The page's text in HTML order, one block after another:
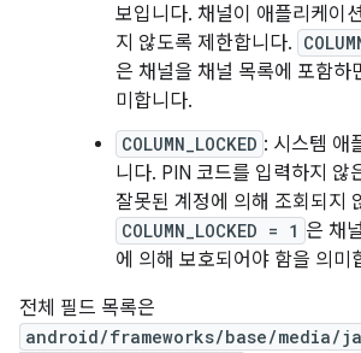
보입니다. 채널이 애플리케이
지 않도록 제한합니다.
은 채널을 채널 목록에 포함하
미합니다.
COLUMN_LOCKED : 시스템 애
니다. PIN 코드를 입력하지 않
잘못된 계정에 의해 조회되지
COLUMN_LOCKED = 1 은 채
에 의해 보호되어야 함을 의미
전체 필드 목록은
android/frameworks/base/media/